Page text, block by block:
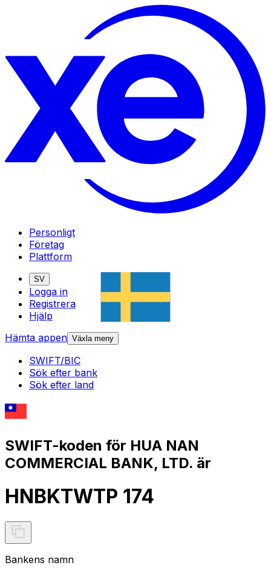
Personligt
Företag
Plattform
SV
Logga in
Registrera
Hjälp
Hämta appen Växla meny
SWIFT/BIC
Sök efter bank
Sök efter land
SWIFT-koden för HUA NAN
COMMERCIAL BANK, LTD. är
HNBKTWTP 174
Bankens namn